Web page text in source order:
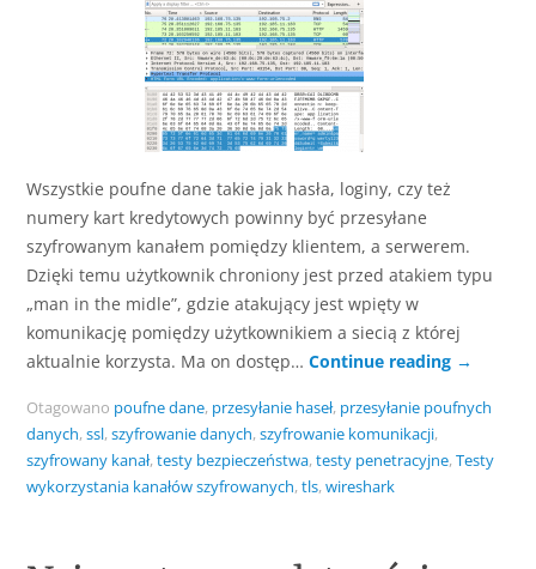
Wszystkie poufne dane takie jak hasła, loginy, czy też
numery kart kredytowych powinny być przesyłane
szyfrowanym kanałem pomiędzy klientem, a serwerem.
Dzięki temu użytkownik chroniony jest przed atakiem typu
„man in the midle”, gdzie atakujący jest wpięty w
komunikację pomiędzy użytkownikiem a siecią z której
aktualnie korzysta. Ma on dostęp… Continue reading →
Otagowano poufne dane, przesyłanie haseł, przesyłanie poufnych
danych,ssl,szyfrowanie danych,szyfrowanie komunikacji,
szyfrowany kanał,testy bezpieczeństwa,testy penetracyjne,Testy
wykorzystania kanałów szyfrowanych,tls,wireshark